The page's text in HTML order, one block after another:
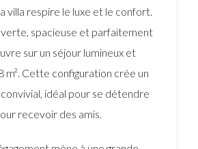
villa respire le luxe et le confort.
spacieuse et parfaitement
sur un séjour lumineux et
m². Cette configuration crée un
idéal pour se détendre
recevoir des amis.